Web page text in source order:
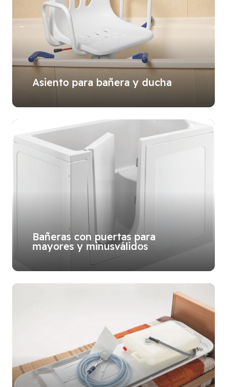
Asiento para bañera y ducha
Bañeras con puertas para
mayores y minusválidos